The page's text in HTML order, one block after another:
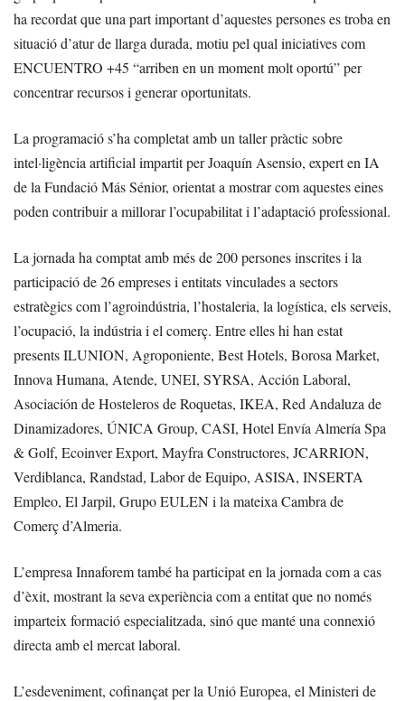
ha recordat que una part important d’aquestes persones es troba en
situació d’atur de llarga durada, motiu pel qual iniciatives com
ENCUENTRO +45 “arriben en un moment molt oportú” per
concentrar recursos i generar oportunitats.
La programació s’ha completat amb un taller pràctic sobre
intel·ligència artificial impartit per Joaquín Asensio, expert en IA
de la Fundació Más Sénior, orientat a mostrar com aquestes eines
poden contribuir a millorar l’ocupabilitat i l’adaptació professional.
La jornada ha comptat amb més de 200 persones inscrites i la
participació de 26 empreses i entitats vinculades a sectors
estratègics com l’agroindústria, l’hostaleria, la logística, els serveis,
l’ocupació, la indústria i el comerç. Entre elles hi han estat
presents ILUNION, Agroponiente, Best Hotels, Borosa Market,
Innova Humana, Atende, UNEI, SYRSA, Acción Laboral,
Asociación de Hosteleros de Roquetas, IKEA, Red Andaluza de
Dinamizadores, ÚNICA Group, CASI, Hotel Envía Almería Spa
& Golf, Ecoinver Export, Mayfra Constructores, JCARRION,
Verdiblanca, Randstad, Labor de Equipo, ASISA, INSERTA
Empleo, El Jarpil, Grupo EULEN i la mateixa Cambra de
Comerç d’Almeria.
L’empresa Innaforem també ha participat en la jornada com a cas
d’èxit, mostrant la seva experiència com a entitat que no només
imparteix formació especialitzada, sinó que manté una connexió
directa amb el mercat laboral.
L’esdeveniment, cofinançat per la Unió Europea, el Ministeri de